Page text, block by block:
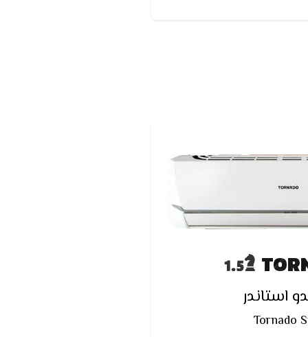
استاندر
Tornado